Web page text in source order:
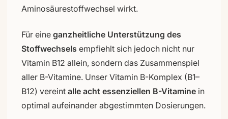
Aminosäurestoffwechsel wirkt.
Für eine ganzheitliche Unterstützung des
Stoffwechsels empfiehlt sich jedoch nicht nur
Vitamin B12 allein, sondern das Zusammenspiel
aller B-Vitamine. Unser Vitamin B-Komplex (B1–
B12) vereint alle acht essenziellen B-Vitamine in
optimal aufeinander abgestimmten Dosierungen.